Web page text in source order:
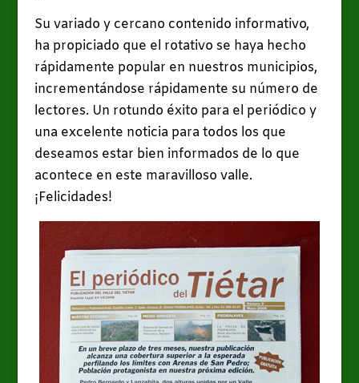
Su variado y cercano contenido informativo,
ha propiciado que el rotativo se haya hecho
rápidamente popular en nuestros municipios,
incrementándose rápidamente su número de
lectores. Un rotundo éxito para el periódico y
una excelente noticia para todos los que
deseamos estar bien informados de lo que
acontece en este maravilloso valle.
¡Felicidades!